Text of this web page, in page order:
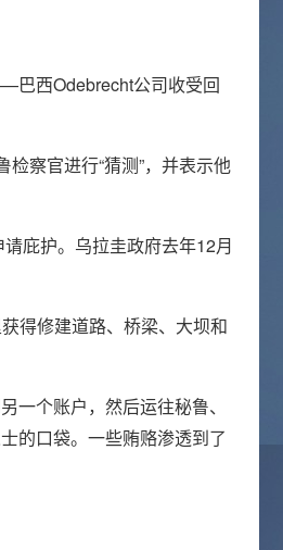
巴西Odebrecht公司收受回
察官进行“猜测”，并表示他
庇护。乌拉圭政府去年12月
得修建道路、桥梁、大坝和
一个账户，然后运往秘鲁、
的口袋。一些贿赂渗透到了